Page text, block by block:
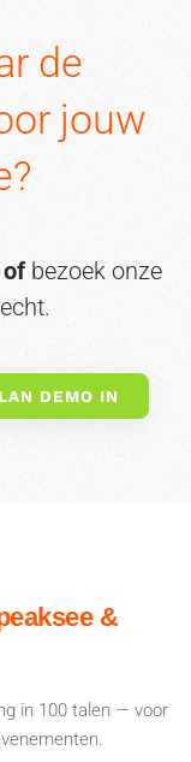
de
jouw
ofbezoek onze
DEMO IN
&
in 100 talen — voor